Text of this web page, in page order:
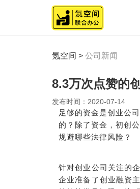
氪空间 > 公司新闻
8.3万次点赞的
发布时间： 2020-07-14
足够的资金是创业公
的？除了资金，初创
规避哪些法律风险？
针对创业公司关注的
企业准备了创业融资